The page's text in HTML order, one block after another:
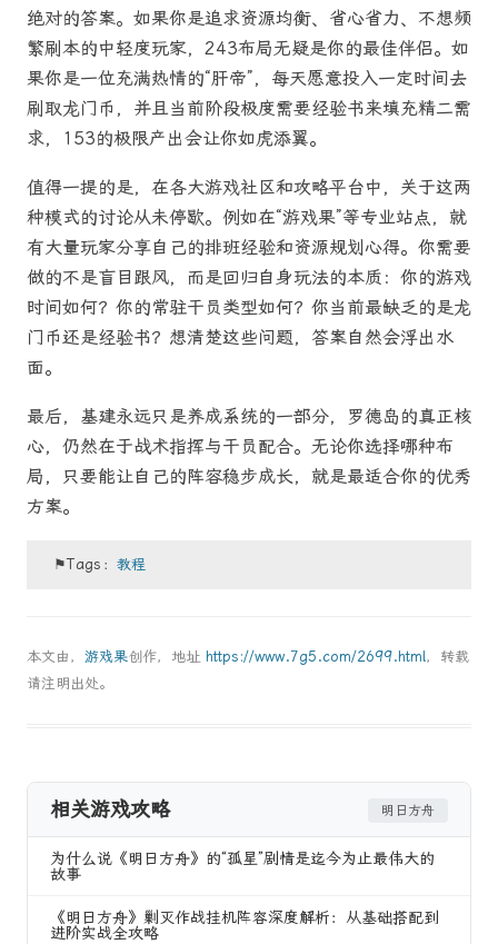
绝对的答案。如果你是追求资源均衡、省心省力、不想频
繁刷本的中轻度玩家，243布局无疑是你的最佳伴侣。如
果你是一位充满热情的“肝帝”，每天愿意投入一定时间去
刷取龙门币，并且当前阶段极度需要经验书来填充精二需
求，153的极限产出会让你如虎添翼。
值得一提的是，在各大游戏社区和攻略平台中，关于这两
种模式的讨论从未停歇。例如在“游戏果”等专业站点，就
有大量玩家分享自己的排班经验和资源规划心得。你需要
做的不是盲目跟风，而是回归自身玩法的本质：你的游戏
时间如何？你的常驻干员类型如何？你当前最缺乏的是龙
门币还是经验书？想清楚这些问题，答案自然会浮出水
面。
最后，基建永远只是养成系统的一部分，罗德岛的真正核
心，仍然在于战术指挥与干员配合。无论你选择哪种布
局，只要能让自己的阵容稳步成长，就是最适合你的优秀
方案。
⚑Tags：教程
本文由， 游戏果创作，地址 https://www.7g5.com/2699.html，转载
请注明出处。
相关游戏攻略 明日方舟
为什么说《明日方舟》的“孤星”剧情是迄今为止最伟大的
故事
《明日方舟》剿灭作战挂机阵容深度解析：从基础搭配到
进阶实战全攻略